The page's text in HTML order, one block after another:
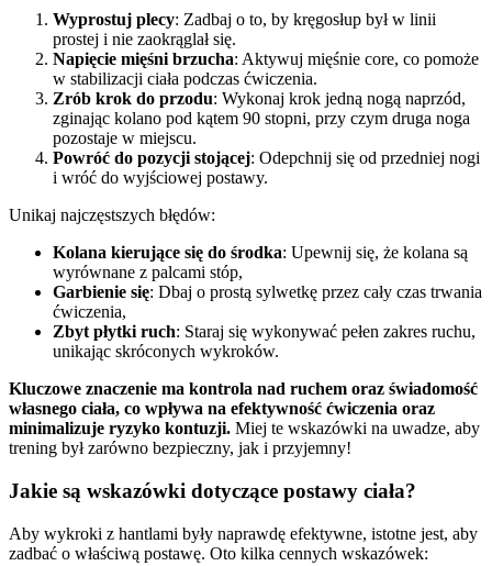
Wyprostuj plecy: Zadbaj o to, by kręgosłup był w linii
prostej i nie zaokrąglał się.
Napięcie mięśni brzucha: Aktywuj mięśnie core, co pomoże
w stabilizacji ciała podczas ćwiczenia.
Zrób krok do przodu: Wykonaj krok jedną nogą naprzód,
zginając kolano pod kątem 90 stopni, przy czym druga noga
pozostaje w miejscu.
Powróć do pozycji stojącej: Odepchnij się od przedniej nogi
i wróć do wyjściowej postawy.
Unikaj najczęstszych błędów:
Kolana kierujące się do środka: Upewnij się, że kolana są
wyrównane z palcami stóp,
Garbienie się: Dbaj o prostą sylwetkę przez cały czas trwania
ćwiczenia,
Zbyt płytki ruch: Staraj się wykonywać pełen zakres ruchu,
unikając skróconych wykroków.
Kluczowe znaczenie ma kontrola nad ruchem oraz świadomość
własnego ciała, co wpływa na efektywność ćwiczenia oraz
minimalizuje ryzyko kontuzji. Miej te wskazówki na uwadze, aby
trening był zarówno bezpieczny, jak i przyjemny!
Jakie są wskazówki dotyczące postawy ciała?
Aby wykroki z hantlami były naprawdę efektywne, istotne jest, aby
zadbać o właściwą postawę. Oto kilka cennych wskazówek: